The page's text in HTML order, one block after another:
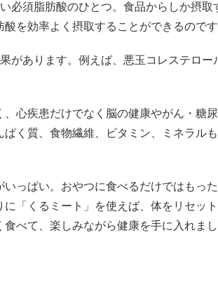
必須脂肪酸のひとつ。食品からしか摂取
を効率よく摂取することができるのです
があります。例えば、悪玉コレステロ
心疾患だけでなく脳の健康やがん・糖
く質、食物繊維、ビタミン、ミネラル
っぱい。おやつに食べるだけではもっ
「くるミート」を使えば、体をリセッ
べて、楽しみながら健康を手に入れまし